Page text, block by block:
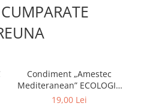
Condiment „Amestec
Mediteranean” ECOLOGIC
refill - 15g
19,00 Lei